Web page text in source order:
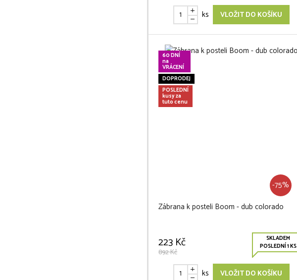
ks VLOŽIT DO KOŠÍKU
60 DNÍ
na
VRÁCENÍ
DOPRODEJ
POSLEDNÍ
kusy za
tuto cenu
-75%
Zábrana k posteli Boom - dub colorado
223 Kč
892 Kč
SKLADEM
POSLEDNÍ 1 KS
ks VLOŽIT DO KOŠÍKU